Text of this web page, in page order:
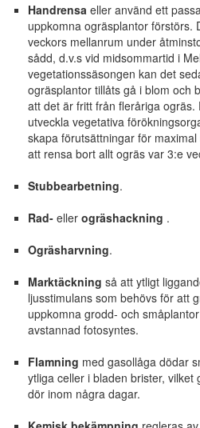
Handrensa eller använd ett
uppkomna ogräsplantor förstörs.
veckors mellanrum under
sådd, d.v.s vid midsommartid i
vegetationssäsongen kan det
ogräsplantor tillåts gå i blom och
att det är fritt från fleråriga
utveckla vegetativa
skapa förutsättningar för
att rensa bort allt ogräs var 3:e
Stubbearbetning.
Rad- eller ogräshackning .
Ogräsharvning.
Marktäckning så att ytligt
ljusstimulans som behövs för att
uppkomna grodd- och
avstannad fotosyntes.
Flamning med gasollåga dödar
ytliga celler i bladen brister,
dör inom några dagar.